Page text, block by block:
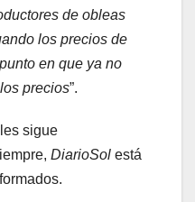
de obleas
los precios de
en que ya no
precios”.
sigue
DiarioSol está